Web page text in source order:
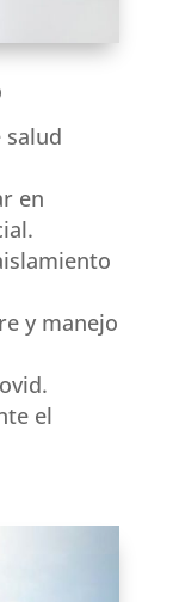
salud
en
y manejo
el